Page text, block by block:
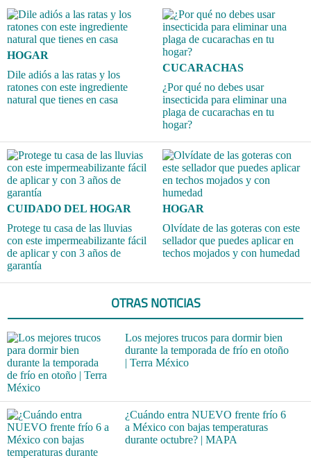
HOGAR
Dile adiós a las ratas y los
ratones con este ingrediente
natural que tienes en casa
CUCARACHAS
¿Por qué no debes usar
insecticida para eliminar una
plaga de cucarachas en tu
hogar?
CUIDADO DEL HOGAR
Protege tu casa de las lluvias
con este impermeabilizante fácil
de aplicar y con 3 años de
garantía
HOGAR
Olvídate de las goteras con este
sellador que puedes aplicar en
techos mojados y con humedad
OTRAS NOTICIAS
Los mejores trucos para dormir bien
durante la temporada de frío en otoño
| Terra México
¿Cuándo entra NUEVO frente frío 6
a México con bajas temperaturas
durante octubre? | MAPA